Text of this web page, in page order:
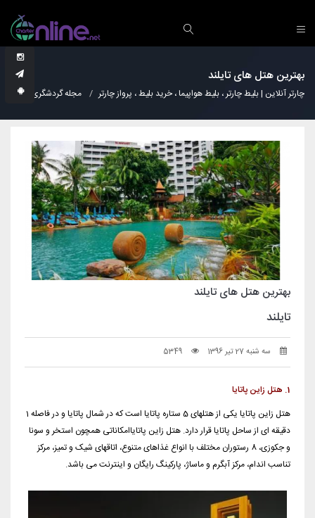
بهترین هتل های تایلند
چارتر آنلاین | بلیط چارتر ، بلیط هواپیما ، خرید بلیط ، پرواز چارتر مجله گردشگری
بهترین هتل های تایلند
تایلند
سه شنبه 27 تیر 1396 5349
1. هتل زاین پاتایا
هتل زاین پاتایا یکی از هتلهای 5 ستاره پاتایا است که در شمال
پاتایا
و در فاصله 1
دقیقه ای از ساحل پاتایاقرار دارد. هتل زاین پاتایاامکاناتی همچون استخر و سونا
و جکوزی، 8 رستوران مختلف با انواع غذاهای متنوع، اتاقهای شیک و تمیز، مرکز
تناسب اندام، مرکز آبگرم و ماساژ، پارکینگ رایگان و اینترنت می باشد.